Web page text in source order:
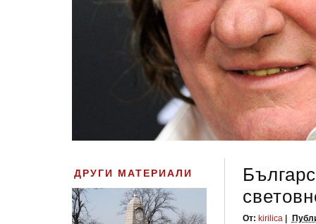
ДРУГИ МАТЕРИАЛИ
От: kirilica